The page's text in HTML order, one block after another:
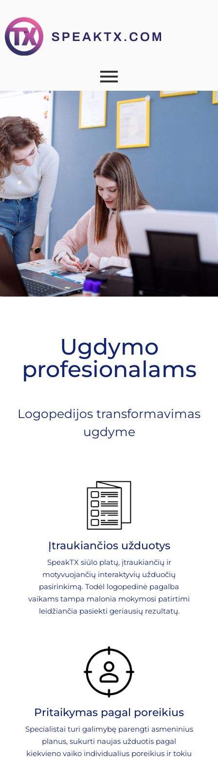
Ugdymo
profesionalams
Logopedijos transformavimas
ugdyme
Įtraukiančios užduotys
SpeakTX siūlo platų, įtraukiančių ir
motyvuojančių interaktyvių užduočių
pasirinkimą. Todėl logopedinė pagalba
vaikams tampa malonia mokymosi patirtimi
leidžiančia pasiekti geriausių rezultatų.
Pritaikymas pagal poreikius
Specialistai turi galimybę parengti asmeninius
planus, sukurti naujas užduotis pagal
kiekvieno vaiko individualius poreikius ir tokiu